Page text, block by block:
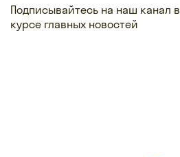
Подписывайтесь на наш канал в
курсе главных новостей